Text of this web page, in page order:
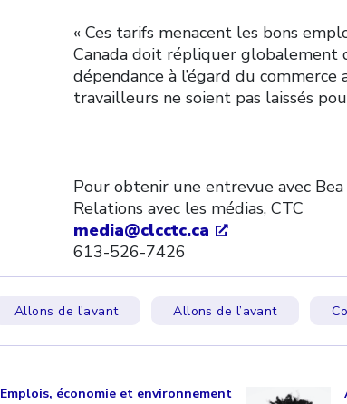
« Ces tarifs menacent les bons
Canada doit répliquer globalement
dépendance à l’égard du
travailleurs ne soient pas laissés
Pour obtenir une entrevue avec
Relations avec les médias, CTC
media@clcctc.ca
613-526-7426
Allons de l'avant Allons de l’avant
Emplois, économie et environnement